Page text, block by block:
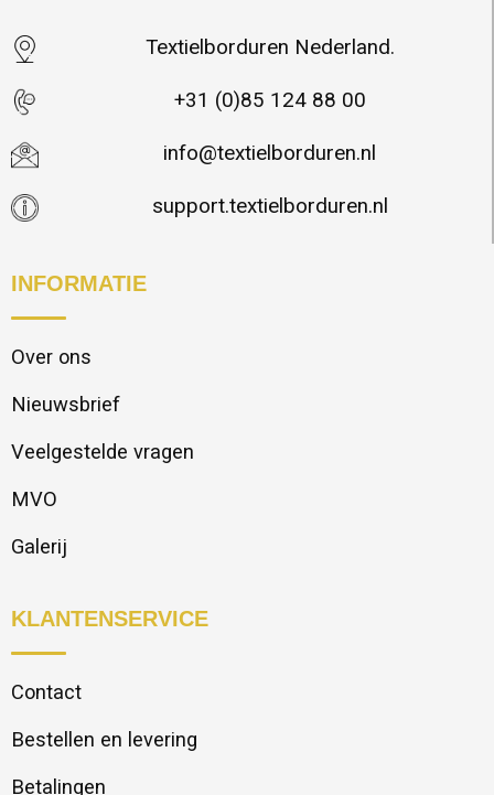
Textielborduren Nederland.
+31 (0)85 124 88 00
info@textielborduren.nl
support.textielborduren.nl
INFORMATIE
Over ons
Nieuwsbrief
Veelgestelde vragen
MVO
Galerij
KLANTENSERVICE
Contact
Bestellen en levering
Betalingen